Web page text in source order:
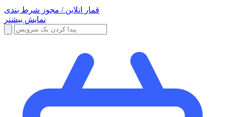
قمار انلاین / مجوز شرط بندی
نمایش بیشتر